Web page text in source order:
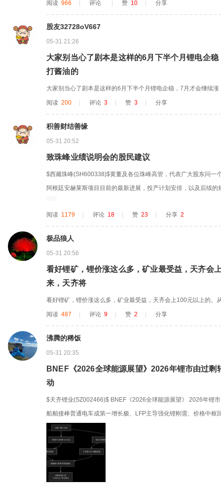
阅读 966 评论 赞 10 分享
股友32728oV667
05-31 21:26
大家别当心了剧本是这样的6月下半个月锂电企
打酱油的
大家别当心了剧本是这样的6月下半个月锂电企稳，7月才会继续
阅读 200 评论 3 赞 3 分享
积善财结善缘
05-31 20:52
致珠峰业绩说明会的股民建议
$西藏珠峰(SH600338)$黄董及各位珠峰高管，代表广大股东问一
阿根廷安赫莱斯项目目前的最新进展，投产计划安排，以及后续
有铅锌扩产延伸项目，更重要的有新建阿根廷锂盐项目预期去的
阅读 1179 评论 18 赞 23 分享 2
极品狼人
05-31 20:56
看好锂矿，锂价涨这么多，矿业最受益，天齐会
来，天齐将
看好锂矿，锂价涨这么多，矿业最受益，天齐会上100元以上的。
阅读 487 评论 9 赞 2 分享
沸腾的稀饭
05-31 20:35
BNEF《2026全球能源展望》2026年锂市由过剩
动
$天齐锂业(SZ002466)$ BNEF《2026全球能源展望》 2026年锂
船舶接棒普通电车成第一增长极、LFP主导强化锂刚需、价格中枢
电动重卡、电动船舶的碳酸锂需求是普通电车的几十倍。 需求激
转型带来的锂需求到2050年预计是2020年全球总需求的17.5倍。